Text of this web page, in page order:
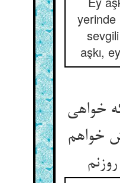
yerinde
aşkı,
خواهی
خواهم